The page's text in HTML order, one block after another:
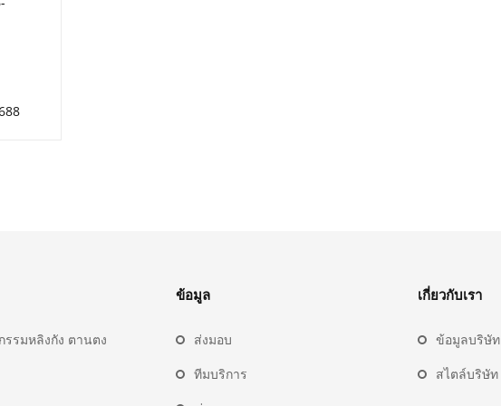
รมหลิงกัง ตานตง
ข้อมูล
ส่งมอบ
ทีมบริการ
เกี่ยวกับเรา
ข้อมูลบริษัท
สไตล์บริษัท